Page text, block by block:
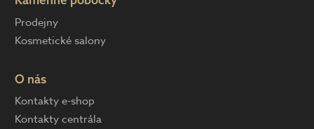
Prodejny
Kosmetické salony
O nás
Kontakty e-shop
Kontakty centrála